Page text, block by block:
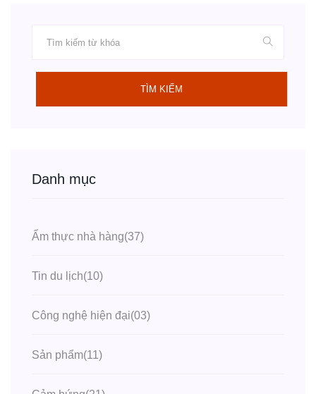
TÌM KIẾM
Danh mục
Ẩm thực nhà hàng(37)
Tin du lịch(10)
Công nghệ hiện đại(03)
Sản phẩm(11)